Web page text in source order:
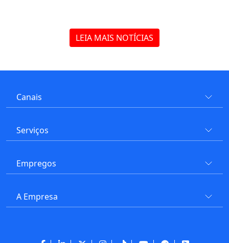
LEIA MAIS NOTÍCIAS
Canais
Serviços
Empregos
A Empresa